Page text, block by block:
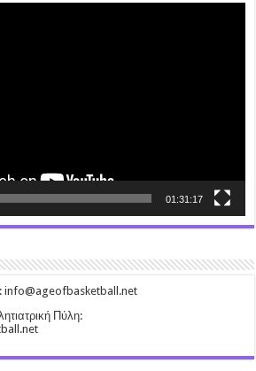
01:31:17
info@ageofbasketball.net
Πύλη: